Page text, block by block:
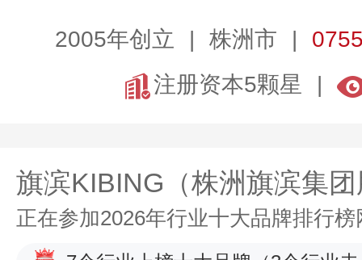
2005年创立 株洲市
注册资本5颗星
旗滨KIBING（株洲旗滨集
正在参加2026年行业十大品牌排行